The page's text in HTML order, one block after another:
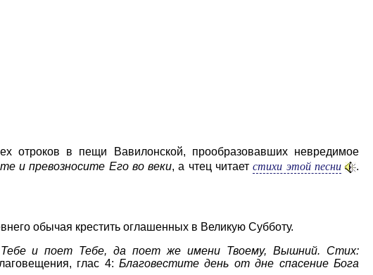
отроков в пещи Вавилонской, прообразовавших невредимое
и превозносите Его во веки, а чтец читаетстихи этой песни
.
обычая крестить оглашенных в Великую Субботу.
и поет Тебе, да поет же имени Твоему, Вышний. Стих:
глас 4:Благовестите день от дне спасение Бога